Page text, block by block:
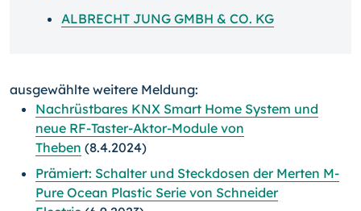
ALBRECHT JUNG GMBH & CO. KG
ausgewählte weitere Meldung:
Nachrüstbares KNX Smart Home System und
neue RF-Taster-Aktor-Module von
Theben (8.4.2024)
Prämiert: Schalter und Steckdosen der Merten M-
Pure Ocean Plastic Serie von Schneider